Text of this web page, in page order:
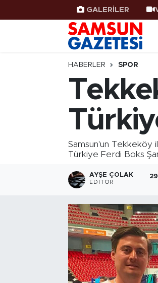
GALERİLER
HABERLER SPOR
Samsun'un Tekkeköy
Türkiye Ferdi Boks
AYŞE ÇOLAK
EDITÖR
Samsun Haber
Samsunspor
Samsun Rehberi
Resmi İlanlar
Samsun Nöbetçi Eczaneler
Samsun Hava Durumu
SAMSUN Namaz Vakitleri
Samsun Trafik Yoğunluk
Süper Lig Puan Durumu ve
Haber Arşivi